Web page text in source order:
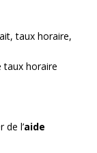
taux horaire,
taux horaire
de l’aide